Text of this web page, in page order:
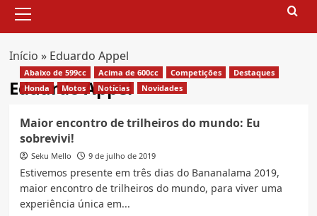
Menu
Início » Eduardo Appel
Eduardo Appel
Abaixo de 599cc Acima de 600cc Competições
Destaques
Honda
Motos Notícias Novidades
Maior encontro de trilheiros do mundo: Eu
sobrevivi!
Seku Mello 9 de julho de 2019
Estivemos presente em três dias do Bananalama 2019,
maior encontro de trilheiros do mundo, para viver uma
experiência única em...